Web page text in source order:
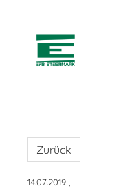
Zurück
14.07.2019